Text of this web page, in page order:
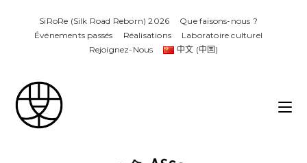
SiRoRe (Silk Road Reborn) 2026
Que faisons-nous ?
Événements passés
Réalisations​
Laboratoire culturel
Rejoignez-Nous
中文 (中国)